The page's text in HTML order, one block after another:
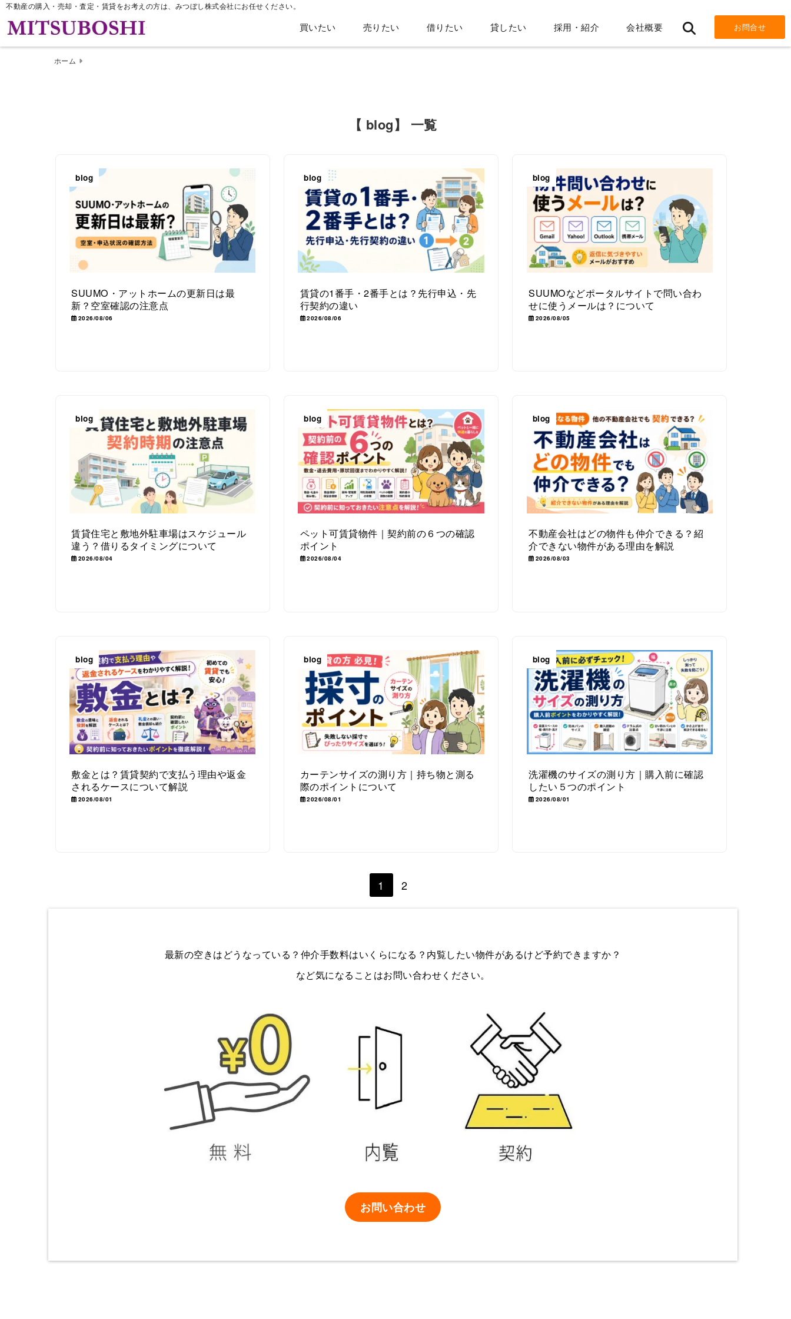
不動産の購入・売却・査定・賃貸をお考えの方は、みつぼし株式会社にお任せください。
買いたい 売りたい 借りたい 貸したい 採用・紹介 会社概要 お問合せ
ホーム
【 blog】 一覧
blog
SUUMO・アットホームの更新日は最
新？空室確認の注意点
2026/08/06
blog
賃貸の1番手・2番手とは？先行申込・先
行契約の違い
2026/08/06
blog
SUUMOなどポータルサイトで問い合わ
せに使うメールは？について
2026/08/05
blog
賃貸住宅と敷地外駐車場はスケジュール
違う？借りるタイミングについて
2026/08/04
blog
ペット可賃貸物件｜契約前の６つの確認
ポイント
2026/08/04
blog
不動産会社はどの物件も仲介できる？紹
介できない物件がある理由を解説
2026/08/03
blog
敷金とは？賃貸契約で支払う理由や返金
されるケースについて解説
2026/08/01
blog
カーテンサイズの測り方｜持ち物と測る
際のポイントについて
2026/08/01
blog
洗濯機のサイズの測り方｜購入前に確認
したい５つのポイント
2026/08/01
1 2
最新の空きはどうなっている？仲介手数料はいくらになる？内覧したい物件があるけど予約できますか？
など気になることはお問い合わせください。
お問い合わせ